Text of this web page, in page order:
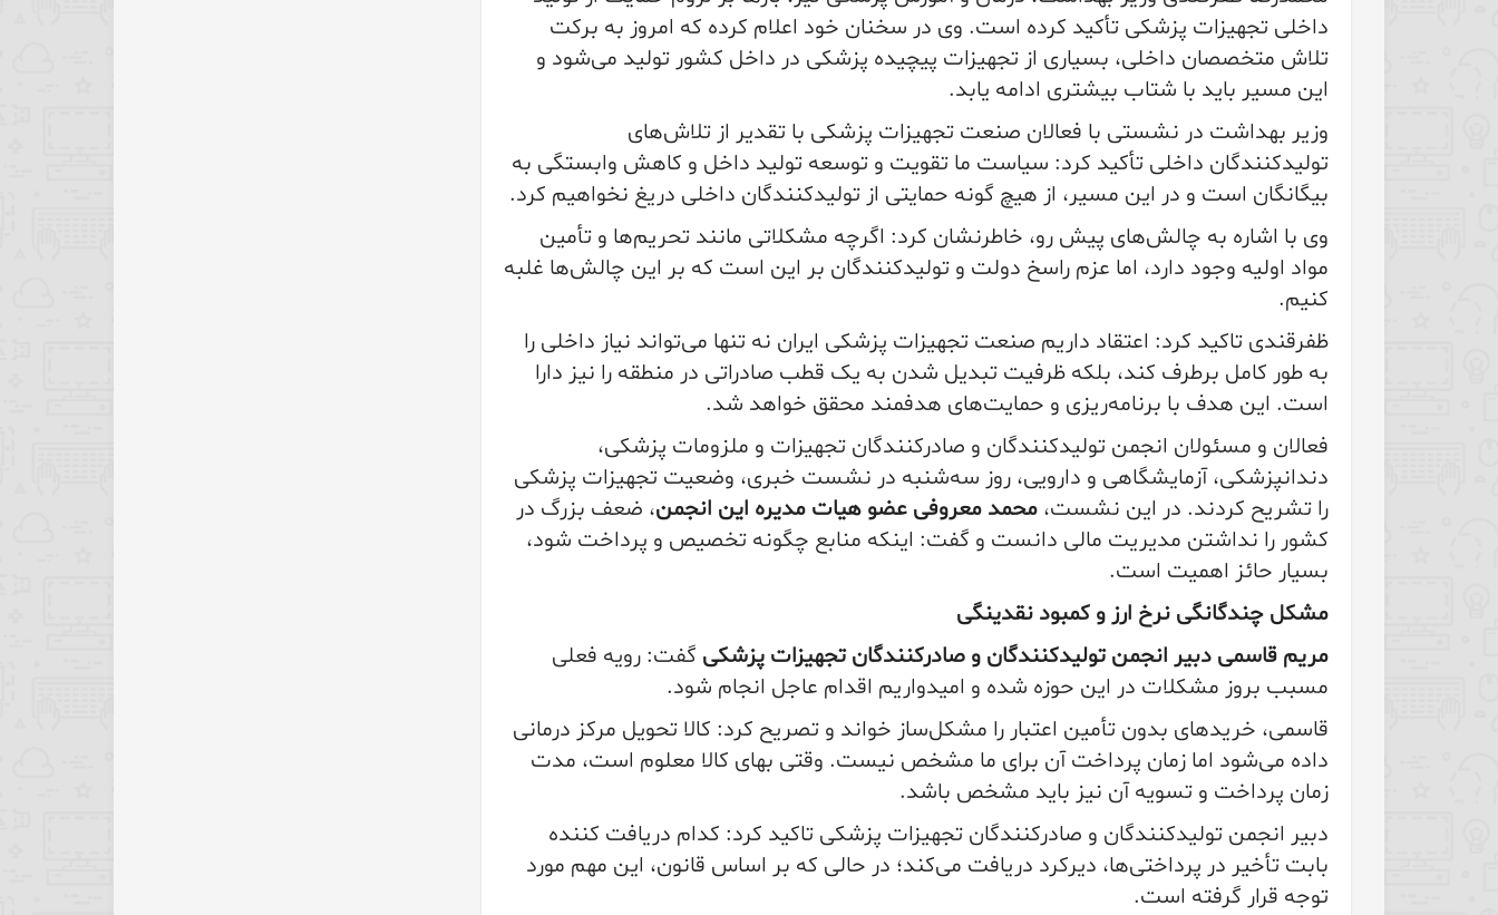
داخلی تجهیزات پزشکی تأکید کرده‌ است. وی در سخنان خود اعلام کرده که امروز به برکت
تلاش متخصصان داخلی، بسیاری از تجهیزات پیچیده پزشکی در داخل کشور تولید می‌شود و
این مسیر باید با شتاب بیشتری ادامه یابد.
وزیر بهداشت در نشستی با فعالان صنعت تجهیزات پزشکی با تقدیر از تلاش‌های
تولیدکنندگان داخلی تأکید کرد: سیاست ما تقویت و توسعه تولید داخل و کاهش وابستگی به
بیگانگان است و در این مسیر، از هیچ گونه حمایتی از تولیدکنندگان داخلی دریغ نخواهیم کرد.
وی با اشاره به چالش‌های پیش رو، خاطرنشان کرد: اگرچه مشکلاتی مانند تحریم‌ها و تأمین
مواد اولیه وجود دارد، اما عزم راسخ دولت و تولیدکنندگان بر این است که بر این چالش‌ها غلبه
کنیم.
ظفرقندی تاکید کرد: اعتقاد داریم صنعت تجهیزات پزشکی ایران نه تنها می‌تواند نیاز داخلی را
به طور کامل برطرف کند، بلکه ظرفیت تبدیل شدن به یک قطب صادراتی در منطقه را نیز دارا
است. این هدف با برنامه‌ریزی و حمایت‌های هدفمند محقق خواهد شد.
فعالان و مسئولان انجمن تولیدکنندگان و صادرکنندگان تجهیزات و ملزومات پزشکی،
دندانپزشکی، آزمایشگاهی و دارویی، روز سه‌شنبه در نشست خبری، وضعیت تجهیزات پزشکی
را تشریح کردند. در این نشست، محمد معروفی عضو هیات مدیره این انجمن، ضعف بزرگ در
کشور را نداشتن مدیریت مالی دانست و گفت: اینکه منابع چگونه تخصیص و پرداخت شود،
بسیار حائز اهمیت است.
مشکل چندگانگی نرخ ارز و کمبود نقدینگی
مریم قاسمی دبیر انجمن تولیدکنندگان و صادرکنندگان تجهیزات پزشکی گفت: رویه فعلی
مسبب بروز مشکلات در این حوزه شده و امیدواریم اقدام عاجل انجام شود.
قاسمی، خریدهای بدون تأمین اعتبار را مشکل‌ساز خواند و تصریح کرد: کالا تحویل مرکز درمانی
داده می‌شود اما زمان پرداخت آن برای ما مشخص نیست. وقتی بهای کالا معلوم است، مدت
زمان پرداخت و تسویه آن نیز باید مشخص باشد.
دبیر انجمن تولیدکنندگان و صادرکنندگان تجهیزات پزشکی تاکید کرد: کدام دریافت کننده
بابت تأخیر در پرداختی‌ها، دیرکرد دریافت می‌کند؛ در حالی که بر اساس قانون، این مهم مورد
توجه قرار گرفته است.